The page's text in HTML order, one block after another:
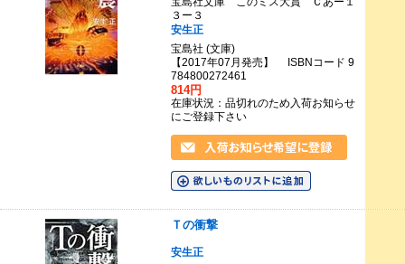
３ー３
安生正
宝島社 (文庫)
【2017年07月発売】 ISBNコード 9
784800272461
814円
在庫状況：品切れのため入荷お知らせ
にご登録下さい
Ｔの衝撃
安生正